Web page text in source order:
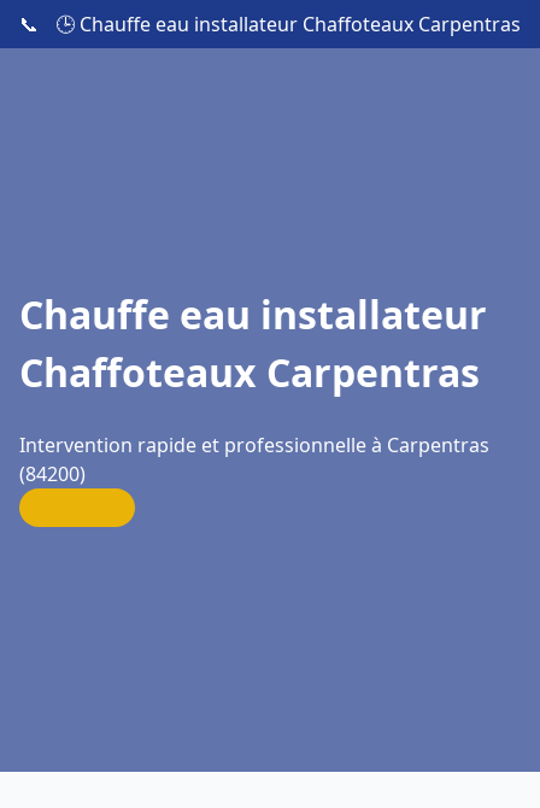
📞 🕒 Chauffe eau installateur Chaffoteaux Carpentras
Chauffe eau installateur
Chaffoteaux Carpentras
Intervention rapide et professionnelle à Carpentras
(84200)